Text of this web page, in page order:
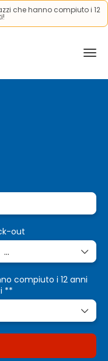
che hanno compiuto i 12
out
compiuto i 12 anni
**